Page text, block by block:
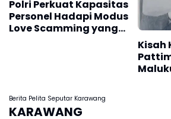
Polri Perkuat Kapasitas
Personel Hadapi Modus
Love Scamming yang
Kisah
Berita Pelita Seputar Karawang
KARAWANG